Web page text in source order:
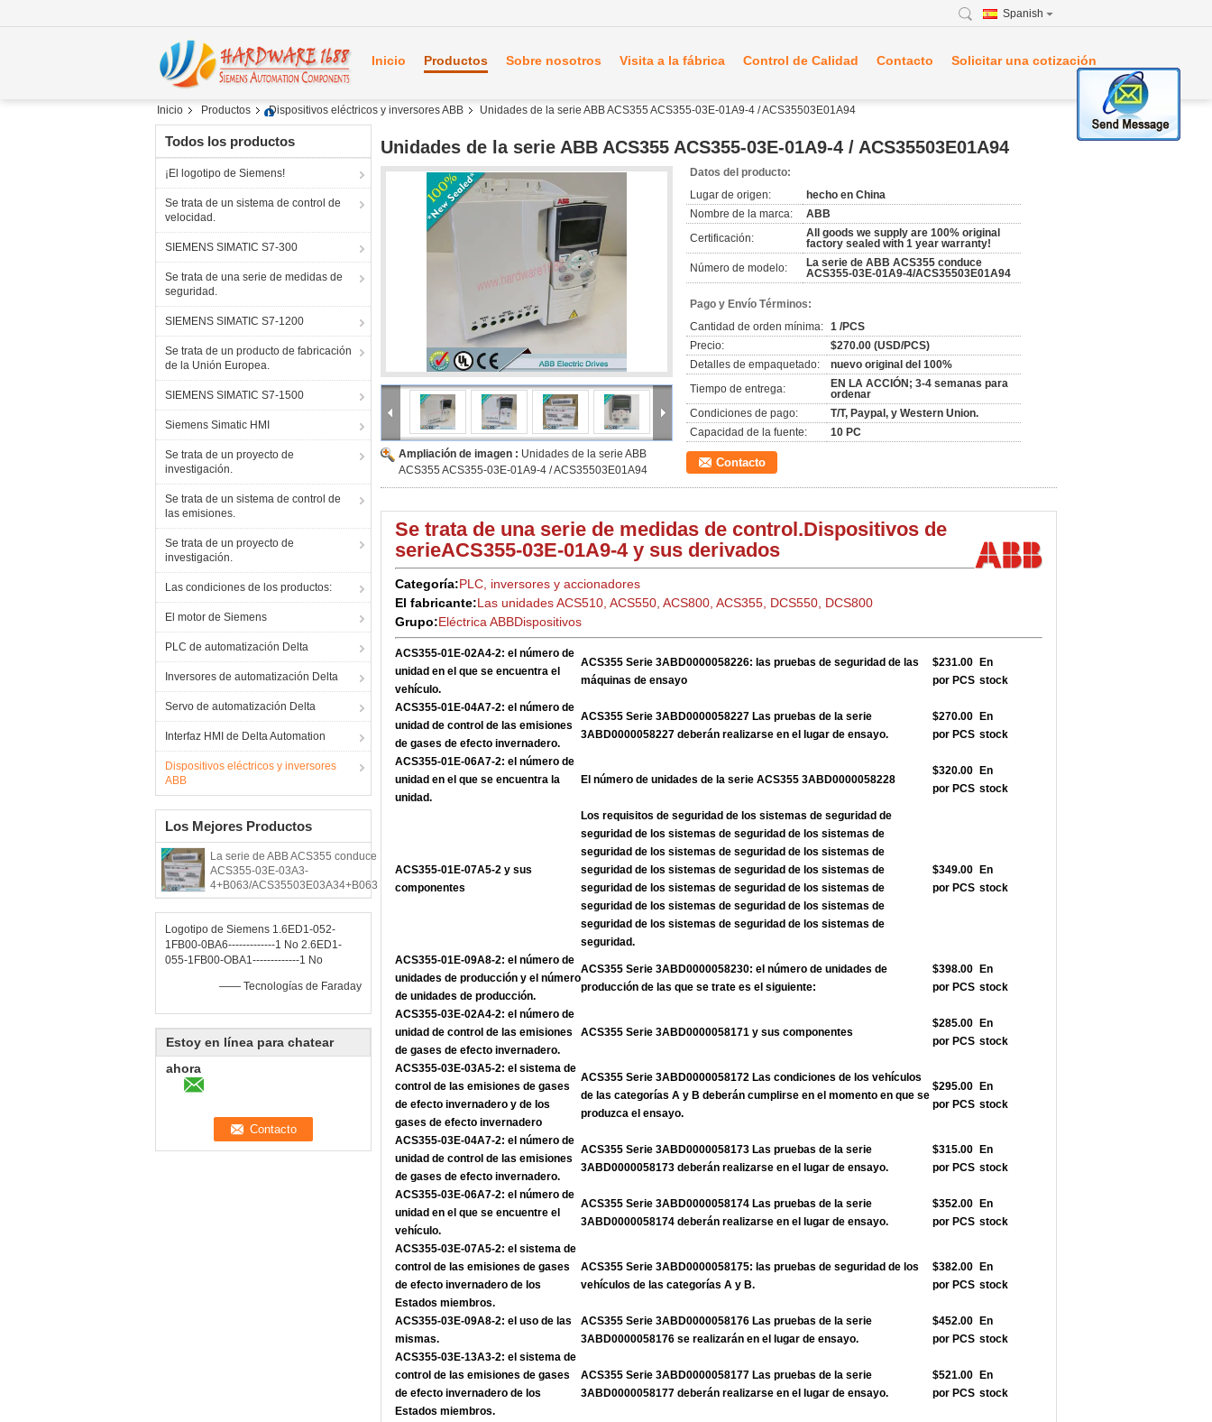
Spanish
Inicio Productos Sobre nosotros Visita a la fábrica Control de Calidad Contacto Solicitar una cotización
Inicio Productos Dispositivos eléctricos y inversores ABB Unidades de la serie ABB ACS355 ACS355-03E-01A9-4 / ACS35503E01A94
Todos los productos
¡El logotipo de Siemens!
Se trata de un sistema de control de
velocidad.
SIEMENS SIMATIC S7-300
Se trata de una serie de medidas de
seguridad.
SIEMENS SIMATIC S7-1200
Se trata de un producto de fabricación
de la Unión Europea.
SIEMENS SIMATIC S7-1500
Siemens Simatic HMI
Se trata de un proyecto de
investigación.
Se trata de un sistema de control de
las emisiones.
Se trata de un proyecto de
investigación.
Las condiciones de los productos:
El motor de Siemens
PLC de automatización Delta
Inversores de automatización Delta
Servo de automatización Delta
Interfaz HMI de Delta Automation
Dispositivos eléctricos y inversores
ABB
Los Mejores Productos
La serie de ABB ACS355 conduce
ACS355-03E-03A3-
4+B063/ACS35503E03A34+B063
Logotipo de Siemens 1.6ED1-052-
1FB00-0BA6-------------1 No 2.6ED1-
055-1FB00-OBA1-------------1 No
—— Tecnologías de Faraday
Estoy en línea para chatear
ahora
Unidades de la serie ABB ACS355 ACS355-03E-01A9-4 / ACS35503E01A94
Ampliación de imagen : Unidades de la serie ABB
ACS355 ACS355-03E-01A9-4 / ACS35503E01A94
Datos del producto:
Lugar de origen:
hecho en China
Nombre de la marca:
ABB
Certificación:
All goods we supply are 100% original
factory sealed with 1 year warranty!
Número de modelo:
La serie de ABB ACS355 conduce
ACS355-03E-01A9-4/ACS35503E01A94
Pago y Envío Términos:
Cantidad de orden mínima: 1 /PCS
Precio:
$270.00 (USD/PCS)
Detalles de empaquetado:
nuevo original del 100%
Tiempo de entrega:
EN LA ACCIÓN; 3-4 semanas para
ordenar
Condiciones de pago:
T/T, Paypal, y Western Union.
Capacidad de la fuente:
10 PC
Contacto
Se trata de una serie de medidas de control.Dispositivos de
serieACS355-03E-01A9-4 y sus derivados
Categoría:PLC, inversores y accionadores
El fabricante:Las unidades ACS510, ACS550, ACS800, ACS355, DCS550, DCS800
Grupo:Eléctrica ABBDispositivos
ACS355-01E-02A4-2: el número de
unidad en el que se encuentra el
vehículo.
ACS355 Serie 3ABD0000058226: las pruebas de seguridad de las
máquinas de ensayo
$231.00
por PCS
En
stock
ACS355-01E-04A7-2: el número de
unidad de control de las emisiones
de gases de efecto invernadero.
ACS355 Serie 3ABD0000058227 Las pruebas de la serie
3ABD0000058227 deberán realizarse en el lugar de ensayo.
$270.00
por PCS
En
stock
ACS355-01E-06A7-2: el número de
unidad en el que se encuentra la
unidad.
El número de unidades de la serie ACS355 3ABD0000058228
$320.00
por PCS
En
stock
ACS355-01E-07A5-2 y sus
componentes
Los requisitos de seguridad de los sistemas de seguridad de
seguridad de los sistemas de seguridad de los sistemas de
seguridad de los sistemas de seguridad de los sistemas de
seguridad de los sistemas de seguridad de los sistemas de
seguridad de los sistemas de seguridad de los sistemas de
seguridad de los sistemas de seguridad de los sistemas de
seguridad de los sistemas de seguridad de los sistemas de
seguridad.
$349.00
por PCS
En
stock
ACS355-01E-09A8-2: el número de
unidades de producción y el número
de unidades de producción.
ACS355 Serie 3ABD0000058230: el número de unidades de
producción de las que se trate es el siguiente:
$398.00
por PCS
En
stock
ACS355-03E-02A4-2: el número de
unidad de control de las emisiones
de gases de efecto invernadero.
ACS355 Serie 3ABD0000058171 y sus componentes
$285.00
por PCS
En
stock
ACS355-03E-03A5-2: el sistema de
control de las emisiones de gases
de efecto invernadero y de los
gases de efecto invernadero
ACS355 Serie 3ABD0000058172 Las condiciones de los vehículos
de las categorías A y B deberán cumplirse en el momento en que se
produzca el ensayo.
$295.00
por PCS
En
stock
ACS355-03E-04A7-2: el número de
unidad de control de las emisiones
de gases de efecto invernadero.
ACS355 Serie 3ABD0000058173 Las pruebas de la serie
3ABD0000058173 deberán realizarse en el lugar de ensayo.
$315.00
por PCS
En
stock
ACS355-03E-06A7-2: el número de
unidad en el que se encuentre el
vehículo.
ACS355 Serie 3ABD0000058174 Las pruebas de la serie
3ABD0000058174 deberán realizarse en el lugar de ensayo.
$352.00
por PCS
En
stock
ACS355-03E-07A5-2: el sistema de
control de las emisiones de gases
de efecto invernadero de los
Estados miembros.
ACS355 Serie 3ABD0000058175: las pruebas de seguridad de los
vehículos de las categorías A y B.
$382.00
por PCS
En
stock
ACS355-03E-09A8-2: el uso de las
mismas.
ACS355 Serie 3ABD0000058176 Las pruebas de la serie
3ABD0000058176 se realizarán en el lugar de ensayo.
$452.00
por PCS
En
stock
ACS355-03E-13A3-2: el sistema de
control de las emisiones de gases
de efecto invernadero de los
Estados miembros.
ACS355 Serie 3ABD0000058177 Las pruebas de la serie
3ABD0000058177 deberán realizarse en el lugar de ensayo.
$521.00
por PCS
En
stock